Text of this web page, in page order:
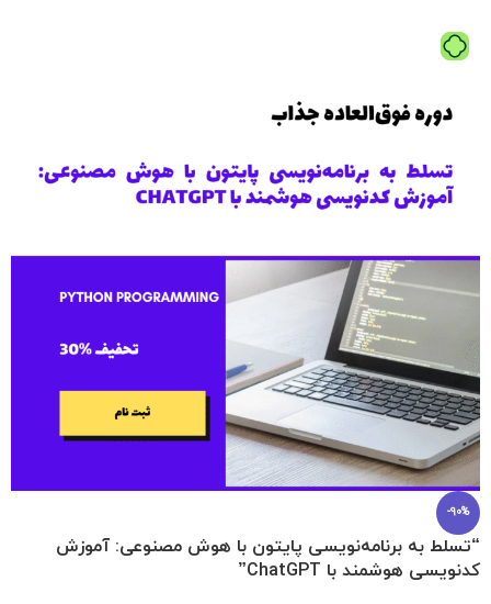
-90%
“تسلط به برنامه‌نویسی پایتون با هوش مصنوعی: آموزش
کدنویسی هوشمند با ChatGPT”